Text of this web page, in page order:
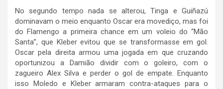
No segundo tempo nada se alterou, Tinga e Guiñazú
dominavam o meio enquanto Oscar era movediço, mas foi
do Flamengo a primeira chance em um voleio do “Mão
Santa”, que Kleber evitou que se transformasse em gol.
Oscar pela direita armou uma jogada em que cruzando
oportunizou a Damião dividir com o goleiro, com o
zagueiro Alex Silva e perder o gol de empate. Enquanto
isso Moledo e Kleber armaram contra-ataques para o